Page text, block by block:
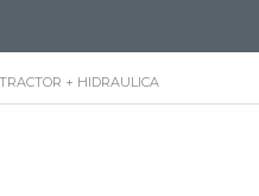
+ HIDRAULICA